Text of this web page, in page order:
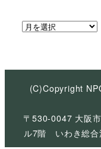
ア
イ
(C)Copyright
〒530-0047 大阪
ル7階 いわき総合